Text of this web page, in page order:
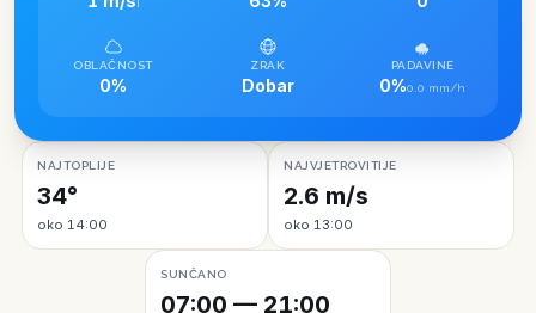
I
OBLAČNOST
0%
ZRAK
Dobar
PADAVINE
0%0.0 mm/h
NAJTOPLIJE
34°
oko 14:00
NAJVJETROVITIJE
2.6 m/s
oko 13:00
SUNČANO
07:00 — 21:00